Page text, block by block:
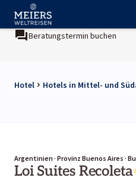
Beratungstermin buchen
Hotel Hotels in Mittel- und
Argentinien · Provinz Buenos Aires ·
Loi Suites Recoleta